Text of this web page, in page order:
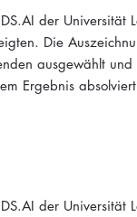
der
Die
ausgewählt
Ergebnis
der